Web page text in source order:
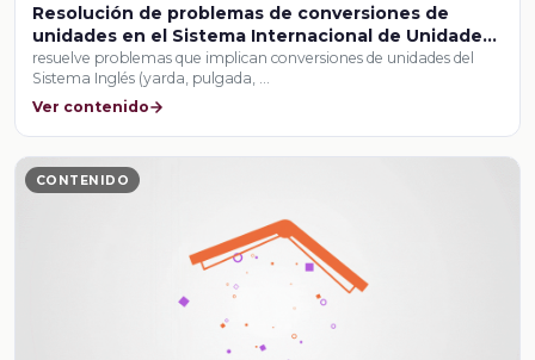
Resolución de problemas de conversiones de
unidades en el Sistema Internacional de Unidades
y el Sistema Inglés
resuelve problemas que implican conversiones de unidades del
Sistema Inglés (yarda, pulgada, …
Ver contenido
CONTENIDO